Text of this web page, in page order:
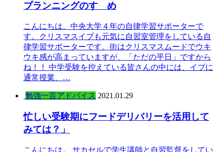
プランニングのすゝめ
こんにちは。中央大学４年の自律学習サポーターで
す。クリスマスイブも元気に自習室管理をしている自
律学習サポーターです。街はクリスマスムードでウキ
ウキ感が高まっていますが、「ただの平日」ですから
ね！！ 中学受験を控えている皆さんの中には、イブに
通常授業、…
勉強一言アドバイス 2021.01.29
忙しい受験期にフードデリバリーを活用して
みては？」
こんにちは。 サカセルで学生講師と自習監督をしてい